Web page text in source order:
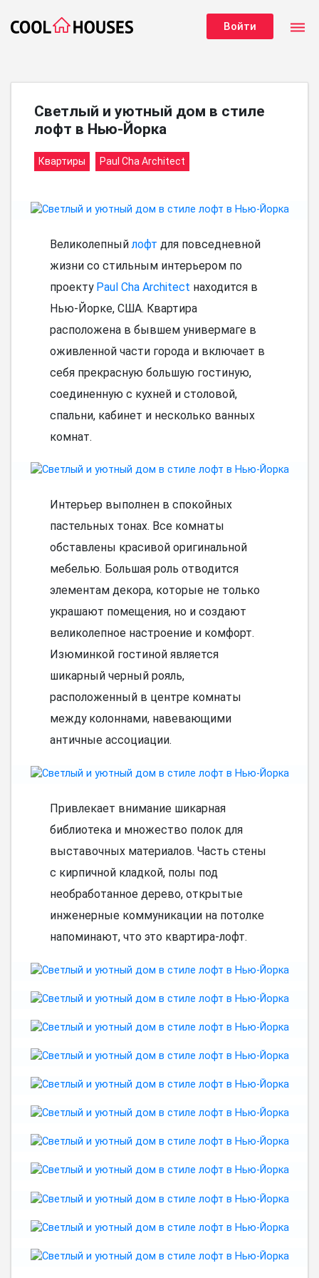
Войти dehaze
Светлый и уютный дом в стиле
лофт в Нью-Йорка
Квартиры Paul Cha Architect
Великолепный лофт для повседневной
жизни со стильным интерьером по
проекту Paul Cha Architect находится в
Нью-Йорке, США. Квартира
расположена в бывшем универмаге в
оживленной части города и включает в
себя прекрасную большую гостиную,
соединенную с кухней и столовой,
спальни, кабинет и несколько ванных
комнат.
Интерьер выполнен в спокойных
пастельных тонах. Все комнаты
обставлены красивой оригинальной
мебелью. Большая роль отводится
элементам декора, которые не только
украшают помещения, но и создают
великолепное настроение и комфорт.
Изюминкой гостиной является
шикарный черный рояль,
расположенный в центре комнаты
между колоннами, навевающими
античные ассоциации.
Привлекает внимание шикарная
библиотека и множество полок для
выставочных материалов. Часть стены
с кирпичной кладкой, полы под
необработанное дерево, открытые
инженерные коммуникации на потолке
напоминают, что это квартира-лофт.